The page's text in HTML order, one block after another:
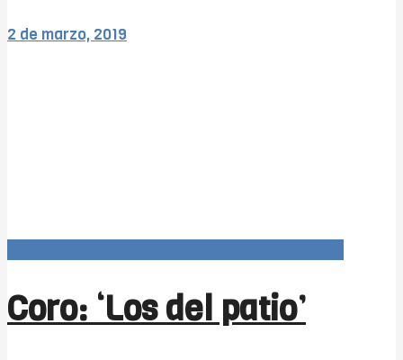
2 de marzo, 2019
Coro: ‘Los del patio’